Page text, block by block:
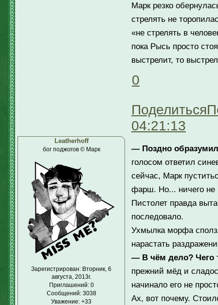
Марк резко
стрелять не
«не стрелять в
пока Рысь просто
выстрелит, то
0
Поделиться
04:21:13
Leatherhoff
бог поджогов © Марк
Зарегистрирован: Вторник, 6
августа, 2013г.
Приглашений:0
Сообщений:3038
Уважение: +33
— Поздно
голосом ответил
сейчас, Марк
фарш. Но... ничего не
Пистолет правда
последовало.
Ухмылка морфа
нарастать
— В чём дело?
прежний мёд и
начинало его не
Ах, вот почему.